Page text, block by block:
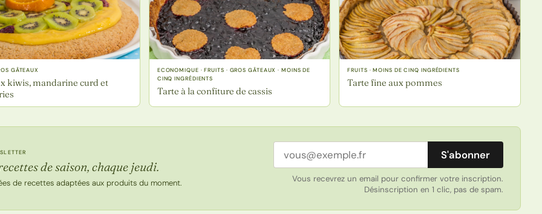
GÂTEAUX
kiwis, mandarine curd et
ECONOMIQUE · FRUITS · GROS GÂTEAUX · MOINS DE
CINQ INGRÉDIENTS
Tarte à la confiture de cassis
FRUITS · MOINS DE CINQ INGRÉDIENTS
Tarte fine aux pommes
de saison, chaque jeudi.
de recettes adaptées aux produits du moment.
Adresse email S'abonner
Vous recevrez un email pour confirmer votre inscription.
Désinscription en 1 clic, pas de spam.